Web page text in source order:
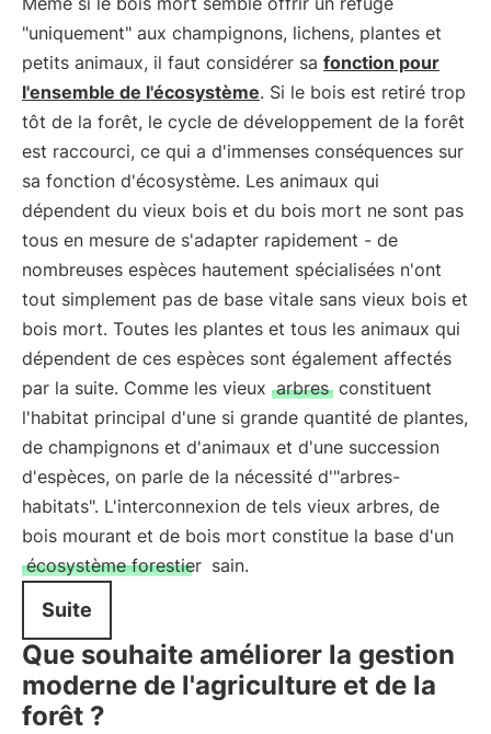
"uniquement" aux champignons, lichens, plantes et
petits animaux, il faut considérer sa fonction pour
l'ensemble de l'écosystème. Si le bois est retiré trop
tôt de la forêt, le cycle de développement de la forêt
est raccourci, ce qui a d'immenses conséquences sur
sa fonction d'écosystème. Les animaux qui
dépendent du vieux bois et du bois mort ne sont pas
tous en mesure de s'adapter rapidement - de
nombreuses espèces hautement spécialisées n'ont
tout simplement pas de base vitale sans vieux bois et
bois mort. Toutes les plantes et tous les animaux qui
dépendent de ces espèces sont également affectés
par la suite. Comme les vieux arbres constituent
l'habitat principal d'une si grande quantité de plantes,
de champignons et d'animaux et d'une succession
d'espèces, on parle de la nécessité d'"arbres-
habitats". L'interconnexion de tels vieux arbres, de
bois mourant et de bois mort constitue la base d'un
écosystème forestier sain.
Suite
Que souhaite améliorer la gestion
moderne de l'agriculture et de la
forêt ?